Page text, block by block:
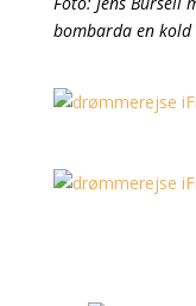
bombarda en